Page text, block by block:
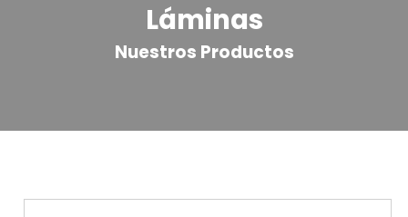
Láminas
Nuestros Productos